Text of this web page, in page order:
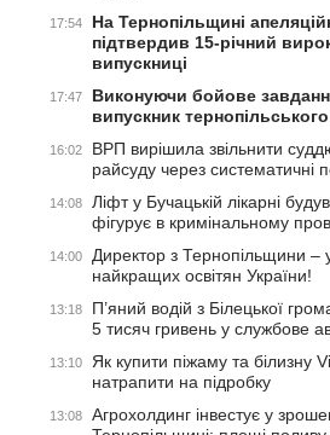
17:54
На Тернопільщині
підтвердив 15-річний
випускниці
17:47
Виконуючи бойове
випускник
16:02
ВРП вирішила звільнити
райсуду через систематичні
14:08
Ліфт у Бучацькій лікарні
фігурує в кримінальному
14:00
Директор з Тернопільщини
найкращих освітян України!
13:18
П’яний водій з Білецької
5 тисяч гривень у службове
13:10
Як купити піжаму та білизну
натрапити на підробку
13:08
Агрохолдинг інвестує у